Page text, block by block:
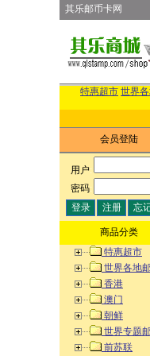
其乐邮币卡网
特惠超市 世界
会员登陆
用户:
密码:
商品分类
特惠超市
世界各地
香港
澳门
朝鲜
世界专题
前苏联